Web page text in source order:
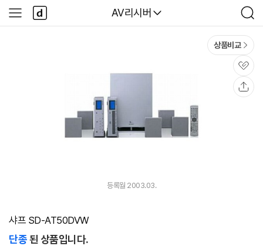
다나와
AV리시버
검
색
사
이
다
나
와
상품비교
관
심
등록월 2003.03.
샤프 SD-AT50DVW
단종된 상품입니다.